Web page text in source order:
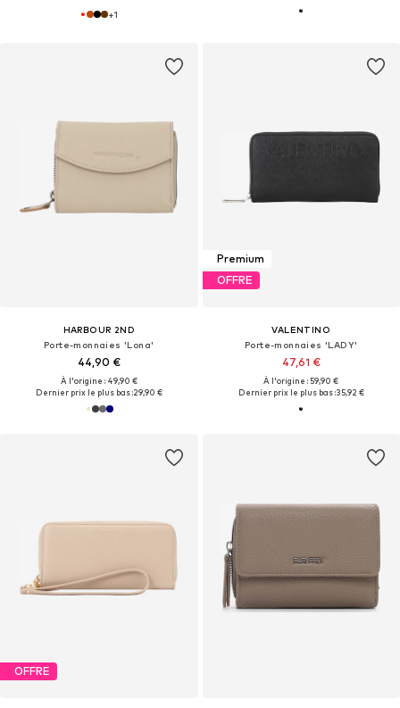
+1
HARBOUR 2ND
Porte-monnaies 'Lona'
44,90 €
À l'origine : 49,90 €
Dernier prix le plus bas :29,90 €
Premium
OFFRE
VALENTINO
Porte-monnaies 'LADY'
47,61 €
À l'origine : 59,90 €
Dernier prix le plus bas :35,92 €
OFFRE